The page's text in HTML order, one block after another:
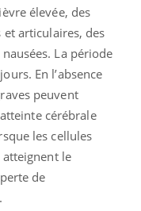
élevée, des
articulaires, des
La période
En l’absence
peuvent
cérébrale
les cellules
atteignent le
de